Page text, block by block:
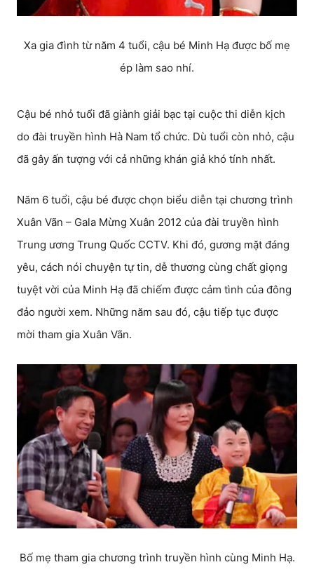
Xa gia đình từ năm 4 tuổi, cậu bé Minh Hạ được bố mẹ
ép làm sao nhí.
Cậu bé nhỏ tuổi đã giành giải bạc tại cuộc thi diễn kịch
do đài truyền hình Hà Nam tổ chức. Dù tuổi còn nhỏ, cậu
đã gây ấn tượng với cả những khán giả khó tính nhất.
Năm 6 tuổi, cậu bé được chọn biểu diễn tại chương trình
Xuân Vãn – Gala Mừng Xuân 2012 của đài truyền hình
Trung ương Trung Quốc CCTV. Khi đó, gương mặt đáng
yêu, cách nói chuyện tự tin, dễ thương cùng chất giọng
tuyệt vời của Minh Hạ đã chiếm được cảm tình của đông
đảo người xem. Những năm sau đó, cậu tiếp tục được
mời tham gia Xuân Vãn.
Bố mẹ tham gia chương trình truyền hình cùng Minh Hạ.